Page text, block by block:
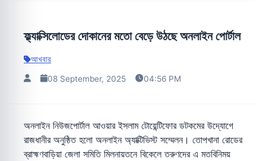
ফ্ল্যাক্সিলোডের দোকানের মতো বেড়ে উঠছে অনলাইন পোর্টাল
আখবার
08 September, 2025 04:56 PM
অনলাইন নিউজপোর্টাল আওয়ার ইসলাম টোয়েন্টিফোর ডটকমের উদ্যোগে
রাজধানীর অনুষ্ঠিত হলো অনলাইন অ্যাক্টিভিস্ট সম্মেলন। তোপখানা রোডের
ব্রাহ্মণবাড়িয়া জেলা সমিতি মিলনায়তনে বিকেলে তরুণদের এ মতবিনিময়